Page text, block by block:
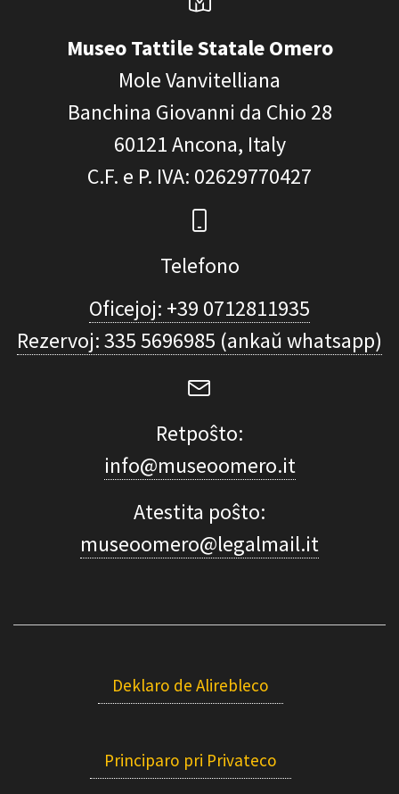
Museo Tattile Statale Omero
Mole Vanvitelliana
Banchina Giovanni da Chio 28
60121Ancona, Italy
C.F. e P. IVA: 02629770427
Telefono
Oficejoj: +39 0712811935
Rezervoj: 335 5696985 (ankaŭ whatsapp)
Retpoŝto:
info@museoomero.it
Atestita poŝto:
museoomero@legalmail.it
Deklaro de Alirebleco
Principaro pri Privateco